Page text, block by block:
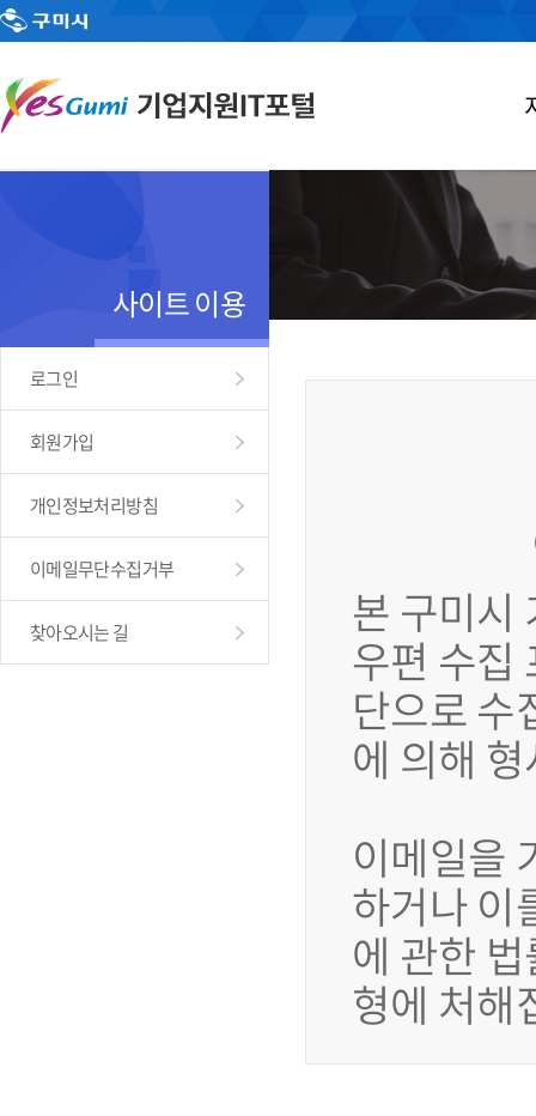
사이트 이용
로그인
회원가입
개인정보처리방침
이메일무단수집거부
찾아오시는 길 본 구미시
우편 수집
단으로 수
에 의해
이메일을
하거나 이
에 관한
형에 처해